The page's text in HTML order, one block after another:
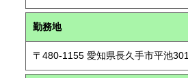
勤務地
〒480-1155 愛知県長久手市平池301